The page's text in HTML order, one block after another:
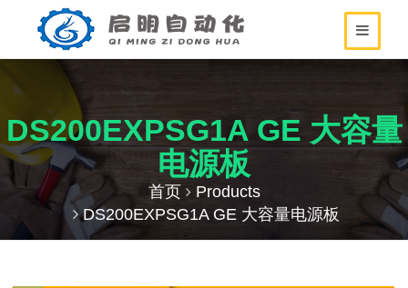
DS200EXPSG1A GE 大容量
电源板
首页
Products
DS200EXPSG1A GE 大容量电源板